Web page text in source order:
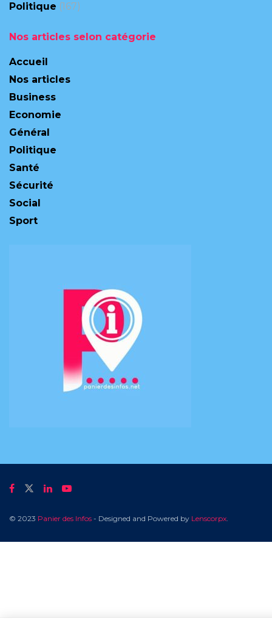
Politique (167)
Nos articles selon catégorie
Accueil
Nos articles
Business
Economie
Général
Politique
Santé
Sécurité
Social
Sport
© 2023 Panier des Infos - Designed and Powered by Lenscorpx.